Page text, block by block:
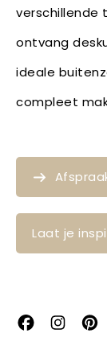
verschillende
ontvang
ideale
compleet
Laat je